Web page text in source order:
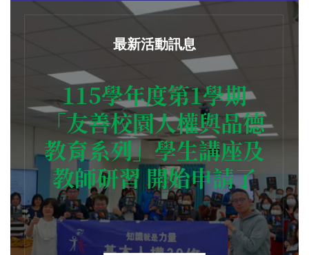
最新活動訊息
115學年度第1學期
「友善校園人權與品德
教育系列」學生講座及
教師研習 開始申請了